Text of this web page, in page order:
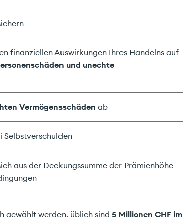
finanziellen Auswirkungen Ihres Handelns auf
und unechte
Vermögensschäden ab
aus der Deckungssumme der Prämienhöhe
gewählt werden, üblich sind 5 Millionen CHF im